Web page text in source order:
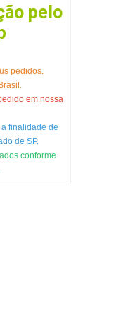
pelo
pedidos.
em nossa
finalidade de
de SP.
conforme